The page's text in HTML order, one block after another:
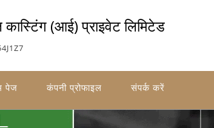
(आई) प्राइवेट लिमिटेड
पेज कंपनी प्रोफाइल संपर्क करें